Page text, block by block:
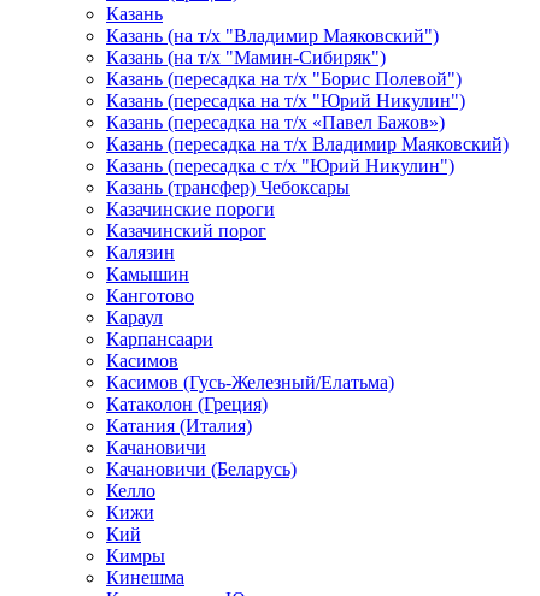
Казань
Казань (на т/х "Владимир Маяковский")
Казань (на т/х "Мамин-Сибиряк")
Казань (пересадка на т/х "Борис Полевой")
Казань (пересадка на т/х "Юрий Никулин")
Казань (пересадка на т/х «Павел Бажов»)
Казань (пересадка на т/х Владимир Маяковский)
Казань (пересадка с т/х "Юрий Никулин")
Казань (трансфер) Чебоксары
Казачинские пороги
Казачинский порог
Калязин
Камышин
Канготово
Караул
Карпансаари
Касимов
Касимов (Гусь-Железный/Елатьма)
Катаколон (Греция)
Катания (Италия)
Качановичи
Качановичи (Беларусь)
Келло
Кижи
Кий
Кимры
Кинешма